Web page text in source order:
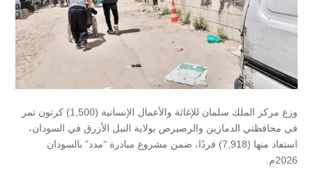
وزع مركز الملك سلمان للإغاثة والأعمال الإنسانية (1,500) كرتون تمر
في محافظتي الدمازين والرصيرص بولاية النيل الأزرق في السودان،
استفاد منها (7,918) فردًا، ضمن مشروع مبادرة “مدد” بالسودان
2026م.